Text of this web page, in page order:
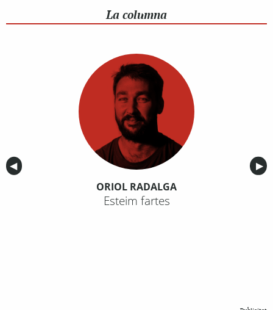
La columna
Anterior
◀︎ ▶︎
ORIOL RADALGA
Esteim fartes